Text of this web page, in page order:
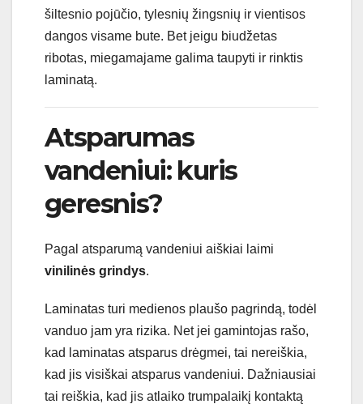
šiltesnio pojūčio, tylesnių žingsnių ir vientisos
dangos visame bute. Bet jeigu biudžetas
ribotas, miegamajame galima taupyti ir rinktis
laminatą.
Atsparumas
vandeniui: kuris
geresnis?
Pagal atsparumą vandeniui aiškiai laimi
vinilinės grindys.
Laminatas turi medienos plaušo pagrindą, todėl
vanduo jam yra rizika. Net jei gamintojas rašo,
kad laminatas atsparus drėgmei, tai nereiškia,
kad jis visiškai atsparus vandeniui. Dažniausiai
tai reiškia, kad jis atlaiko trumpalaikį kontaktą